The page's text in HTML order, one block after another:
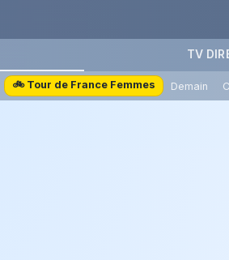
TV
🚲 Tour de France Femmes Demain